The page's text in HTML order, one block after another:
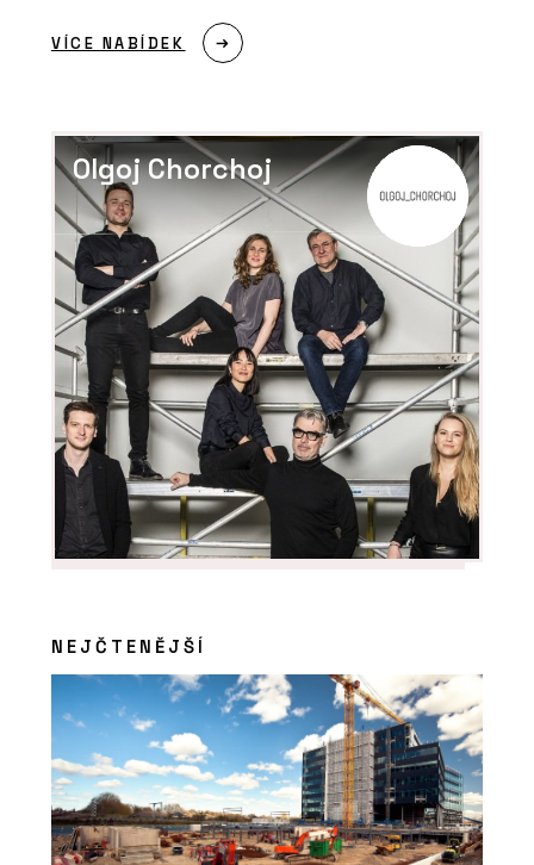
PRODUKTY
Vláknocementová deska Swisspearl
Patina Structure NXT
Budova Rozhlasu a televize Slovenska
80. let dostala novou fasádu a
zateplovací systém
VÍCE NABÍDEK
Olgoj Chorchoj
NEJČTENĚJŠÍ